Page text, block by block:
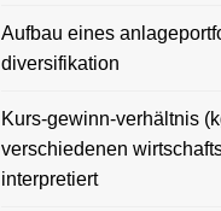
Aufbau eines
diversifikation
Kurs-gewinn-verhältnis
verschiedenen
interpretiert